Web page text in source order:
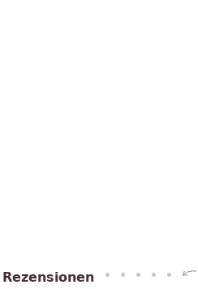
Rezensionen